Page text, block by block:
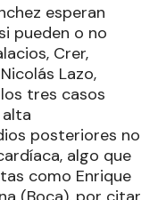
esperan
pueden o no
Crer,
Lazo,
tres casos
posteriores no
algo que
como Enrique